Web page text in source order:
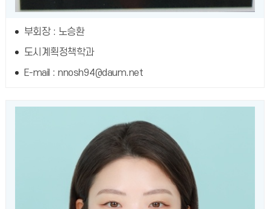
부회장 : 노승환
도시계획정책학과
E-mail : nnosh94@daum.net